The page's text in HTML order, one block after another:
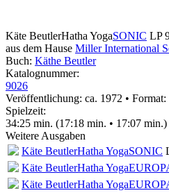
Käte BeutlerHatha YogaSONIC LP
aus dem Hause Miller International
Buch: Käthe Beutler
Katalognummer:
9026
Veröffentlichung: ca. 1972 •
Spielzeit:
34:25 min. (17:18 min. • 17:07 min.)
Weitere Ausgaben
Käte BeutlerHatha YogaSONIC
Käte BeutlerHatha Yoga
Käte BeutlerHatha Yoga